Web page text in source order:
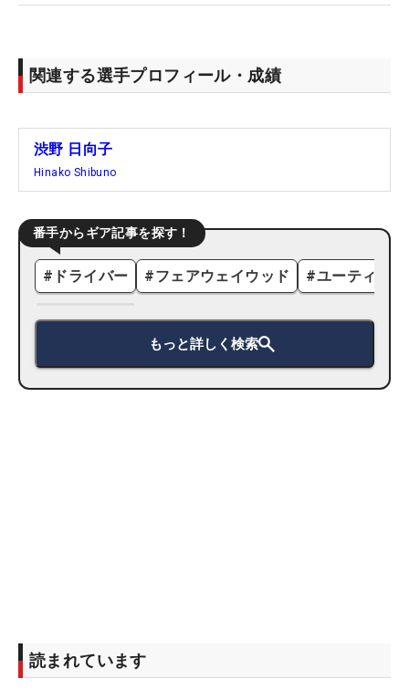
関連する選手プロフィール・成績
渋野 日向子
Hinako Shibuno
番手からギア記事を探す！
# ドライバー #フェアウェイウッド #ユーティリ
もっと詳しく検索
読まれています